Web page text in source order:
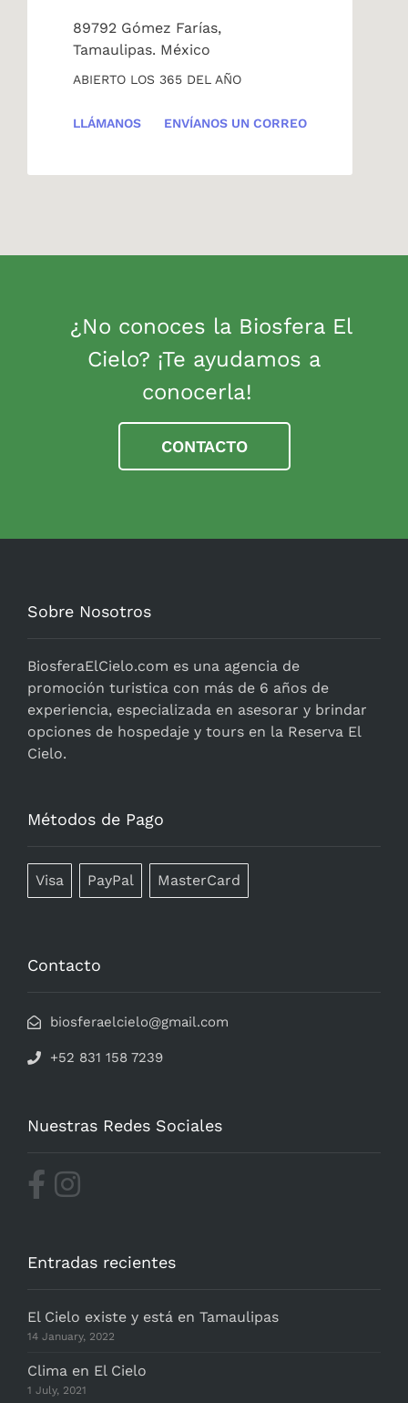
89792 Gómez Farías,
Tamaulipas. México
ABIERTO LOS 365 DEL AÑO
LLÁMANOS ENVÍANOS UN CORREO
¿No conoces la Biosfera El
Cielo? ¡Te ayudamos a
conocerla!
CONTACTO
Sobre Nosotros
BiosferaElCielo.com es una agencia de
promoción turistica con más de 6 años de
experiencia, especializada en asesorar y brindar
opciones de hospedaje y tours en la Reserva El
Cielo.
Métodos de Pago
Visa PayPal MasterCard
Contacto
biosferaelcielo@gmail.com
+52 831 158 7239
Nuestras Redes Sociales
Entradas recientes
El Cielo existe y está en Tamaulipas
14 January, 2022
Clima en El Cielo
1 July, 2021